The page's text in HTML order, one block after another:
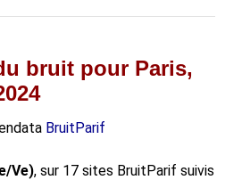
bruit pour Paris,
BruitParif
Ve), sur 17 sites BruitParif suivis